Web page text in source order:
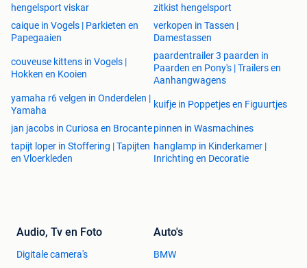
hengelsport viskar
zitkist hengelsport
caique in Vogels | Parkieten en
Papegaaien
verkopen in Tassen |
Damestassen
couveuse kittens in Vogels |
Hokken en Kooien
paardentrailer 3 paarden in
Paarden en Pony's | Trailers en
Aanhangwagens
yamaha r6 velgen in Onderdelen |
Yamaha
kuifje in Poppetjes en Figuurtjes
jan jacobs in Curiosa en Brocantepinnen in Wasmachines
tapijt loper in Stoffering | Tapijten
en Vloerkleden
hanglamp in Kinderkamer |
Inrichting en Decoratie
Audio, Tv en Foto
Digitale camera's
Auto's
BMW